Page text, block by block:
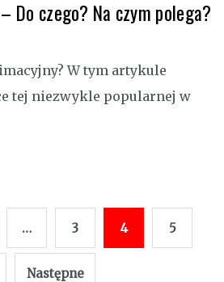
Do czego? Na czym polega?
W tym artykule
tej niezwykle popularnej w
… 3 4 5
Następne